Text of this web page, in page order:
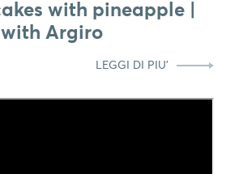
with pineapple |
Argiro
LEGGI DI PIU'